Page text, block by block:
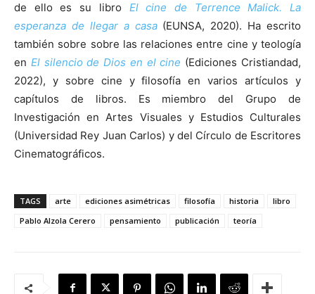
de ello es su libro El cine de Terrence Malick. La
esperanza de llegar a casa(EUNSA, 2020). Ha escrito
también sobre sobre las relaciones entre cine y teología
en El silencio de Dios en el cine (Ediciones Cristiandad,
2022), y sobre cine y filosofía en varios artículos y
capítulos de libros. Es miembro del Grupo de
Investigación en Artes Visuales y Estudios Culturales
(Universidad Rey Juan Carlos) y del Círculo de Escritores
Cinematográficos.
TAGS arte ediciones asimétricas filosofía historia
libro
Pablo Alzola Cerero
pensamiento publicación teoría